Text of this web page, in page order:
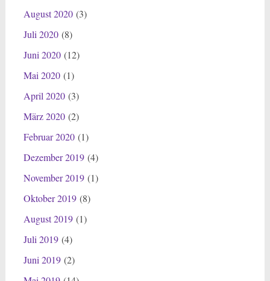
August 2020(3)
Juli 2020(8)
Juni 2020(12)
Mai 2020(1)
April 2020(3)
März 2020(2)
Februar 2020(1)
Dezember 2019(4)
November 2019(1)
Oktober 2019(8)
August 2019(1)
Juli 2019(4)
Juni 2019(2)